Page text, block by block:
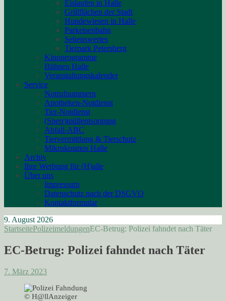
Eislaufen in Halle
Grillflächen der Stadt
Hundewiesen in Halle
Parkeisenbahn
Sehenswertes
Tierpark Petersberg
Kinoprogramme
Bühnen Halle
Veranstaltungskalender
Service
Notrufnummern
Apotheken-Notdienst
Tier-Notdienst
(Sperr)müllentsorgung
Abfall-ABC
Tiervermittlung & Tierschutz
Mikrokosmos Halle
Archiv
Ihre Werbung für (H)alle
Über uns
Impressum
Datenschutz nach der DSGVO
Kontaktformular
9. August 2026
StartseitePolizeimeldungenEC-Betrug: Polizei fahndet nach Täter
EC-Betrug: Polizei fahndet nach Täter
7. März 2023
© H@llAnzeiger